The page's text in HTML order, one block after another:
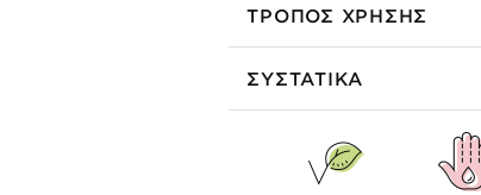
ΤΡΟΠΟΣ ΧΡΗΣΗΣ
ΣΥΣΤΑΤΙΚΑ